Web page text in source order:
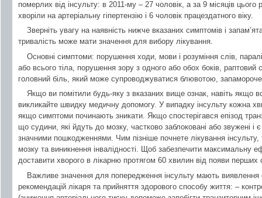
померлих від інсульту: в 2011-му – 27 чоловік, а за 9 місяців
хворіли на артеріальну гіпертензію і 6 чоловік працездатного віку.
Зверніть увагу на наявність нижче вказаних симптомів і
тривалість може мати значення для вибору лікування.
Основні симптоми: порушення ходи, мови і розуміння слів,
або всього тіла, порушення зору з одного або обох боків, раптовий
головний біль, який може супроводжуватися блювотою,
Якщо ви помітили будь-яку з вказаних вище ознак, навіть якщо
викликайте швидку медичну допомогу. У випадку інсульту кожна
якщо симптоми починають зникати. Якщо спостерігався епізод
що судини, які йдуть до мозку, частково заблоковані або звужені і
значними пошкодженнями. Чим пізніше почнете лікування
мозку та виникнення інвалідності. Щоб забезпечити максимальну
доставити хворого в лікарню протягом 60 хвилин від появи перших
Важливе значення для попередження інсульту мають виявлення
рекомендацій лікаря та прийняття здорового способу життя: –